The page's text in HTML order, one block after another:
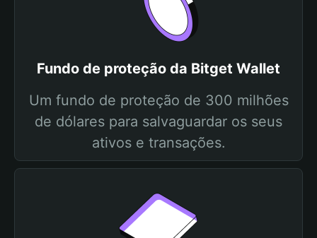
Fundo de proteção da Bitget Wallet
Um fundo de proteção de 300 milhões
de dólares para salvaguardar os seus
ativos e transações.